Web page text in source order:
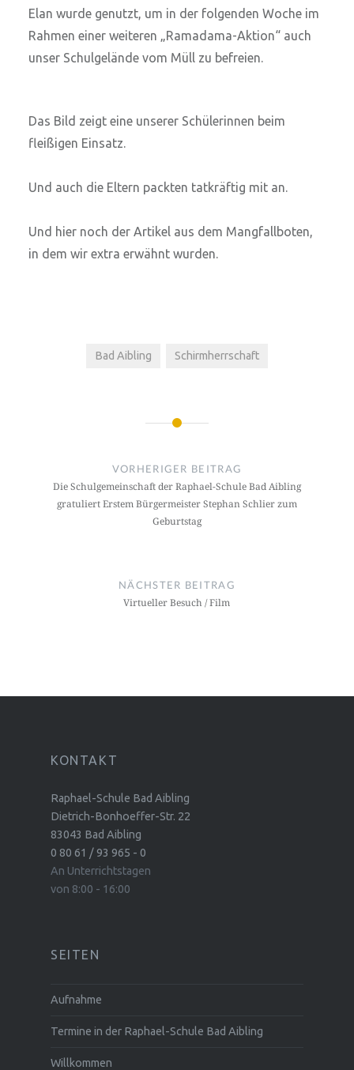
Elan wurde genutzt, um in der folgenden Woche im
Rahmen einer weiteren „Ramadama-Aktion“ auch
unser Schulgelände vom Müll zu befreien.
Das Bild zeigt eine unserer Schülerinnen beim
fleißigen Einsatz.
Und auch die Eltern packten tatkräftig mit an.
Und hier noch der Artikel aus dem Mangfallboten,
in dem wir extra erwähnt wurden.
Bad Aibling Schirmherrschaft
VORHERIGER BEITRAG
Die Schulgemeinschaft der Raphael-Schule Bad Aibling
gratuliert Erstem Bürgermeister Stephan Schlier zum
Geburtstag
NÄCHSTER BEITRAG
Virtueller Besuch / Film
KONTAKT
Raphael-Schule Bad Aibling
Dietrich-Bonhoeffer-Str. 22
83043 Bad Aibling
0 80 61 / 93 965 - 0
An Unterrichtstagen
von 8:00 - 16:00
SEITEN
Aufnahme
Termine in der Raphael-Schule Bad Aibling
Willkommen